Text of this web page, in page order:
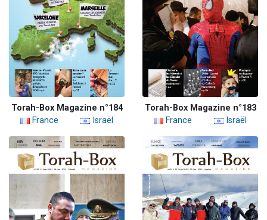
Torah-Box Magazine n°184
France
Israël
Torah-Box Magazine n°183
France
Israël